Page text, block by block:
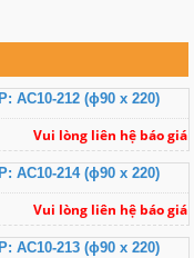
AC10-212 (ɸ90 x 220)
Vui lòng liên hệ báo giá
AC10-214 (ɸ90 x 220)
Vui lòng liên hệ báo giá
AC10-213 (ɸ90 x 220)